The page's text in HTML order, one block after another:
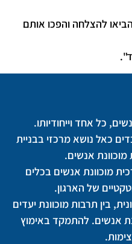
להצלחה והפכו אותם
כל אחד וייחודיותו.
כאל נושא מרכזי בבניית
אנשים.
מוכוונת אנשים בכלים
של הארגון.
בין תרבות מוכוונת יעדים
אנשים. להתמקד באימוץ